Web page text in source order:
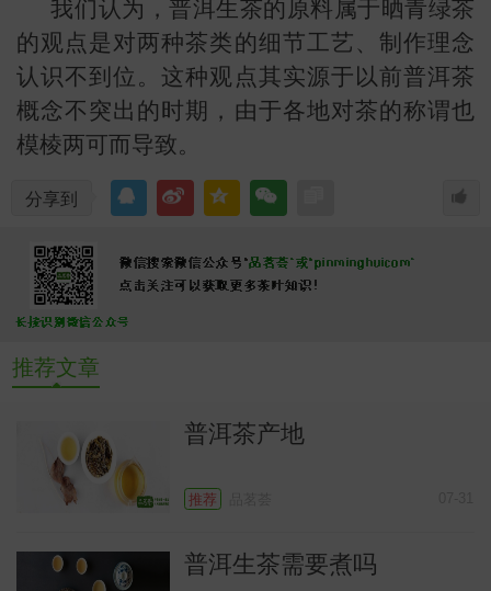
我们认为，普洱生茶的原料属于晒青绿茶
的观点是对两种茶类的细节工艺、制作理念
认识不到位。这种观点其实源于以前普洱茶
概念不突出的时期，由于各地对茶的称谓也
模棱两可而导致。
分享到
推荐文章
普洱茶产地
推荐
普洱生茶需要煮吗